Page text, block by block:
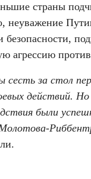
страны
неуважение
безопасности,
агрессию
сесть за стол
действий.
были